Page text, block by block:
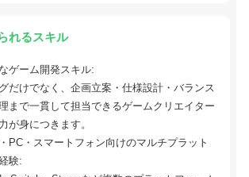
れるスキル
ゲーム開発スキル:
だけでなく、企画立案・仕様設計・バランス
まで一貫して担当できるゲームクリエイター
が身につきます。
PC・スマートフォン向けのマルチプラット
験: